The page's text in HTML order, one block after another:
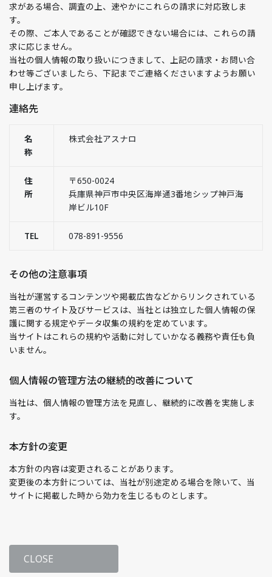
求がある場合、調査の上、速やかにこれらの請求に対応致しま
す。
その際、ご本人であることが確認できない場合には、これらの請
求に応じません。
当社の個人情報の取り扱いにつきまして、上記の請求・お問い合
わせ等ございましたら、下記までご連絡くださいますようお願い
申し上げます。
連絡先
名
称
株式会社アスナロ
住
所
〒650-0024
兵庫県神戸市中央区海岸通3番地シップ神戸海
岸ビル10F
TEL 078-891-9556
その他の注意事項
当社が運営するコンテンツや掲載広告などからリンクされている
第三者のサイト及びサービスは、当社とは独立した個人情報の保
護に関する規定やデータ収集の規約を定めています。
当サイトはこれらの規約や活動に対していかなる義務や責任も負
いません。
個人情報の管理方法の継続的改善について
当社は、個人情報の管理方法を見直し、継続的に改善を実施しま
す。
本方針の変更
本方針の内容は変更されることがあります。
変更後の本方針については、当社が別途定める場合を除いて、当
サイトに掲載した時から効力を生じるものとします。
CLOSE